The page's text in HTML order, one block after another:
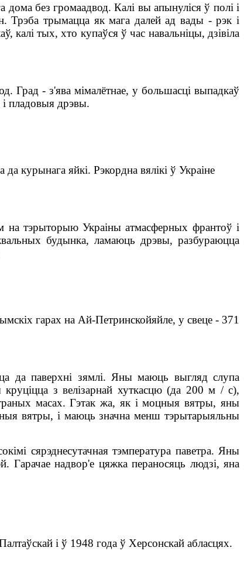
дома без громаадвод. Калі вы апынуліся ў полі і
Трэба трымацца як мага далей ад вады - рэк і
тых, хто купаўся ў час навальніцы, дзівіла
Град - з'ява мімалётнае, у большасці выпадкаў
і пладовыя дрэвы.
курынага яйкі. Рэкордна вялікі ў Украіне
на тэрыторыю Украіны атмасферных франтоў і
будынка, ламаюць дрэвы, разбураюцца
гарах на Ай-Петринскойяйле, у свеце - 371
да паверхні зямлі. Яны маюць выгляд слупа
з велізарнай хуткасцю (да 200 м / с),
масах. Гэтак жа, як і моцныя вятры, яны
вятры, і маюць значна менш тэрытарыяльны
сярэднесутачная тэмпература паветра. Яны
Гарачае надвор'е цяжка пераносяць людзі, яна
і ў 1948 года ў Херсонскай абласцях.